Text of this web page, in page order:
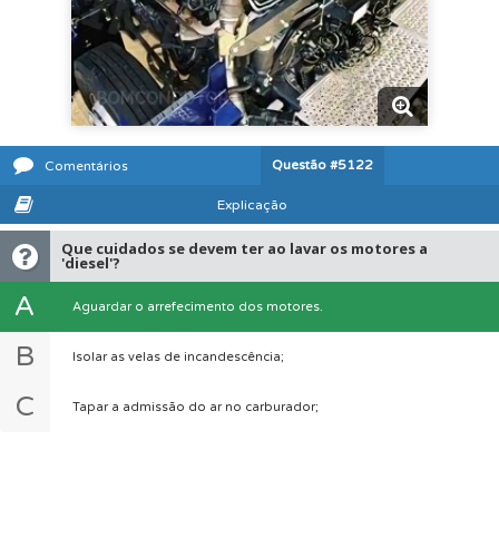
Comentários Questão #5122
Explicação
Que cuidados se devem ter ao lavar os motores a
'diesel'?
A Aguardar o arrefecimento dos motores.
B Isolar as velas de incandescência;
C Tapar a admissão do ar no carburador;